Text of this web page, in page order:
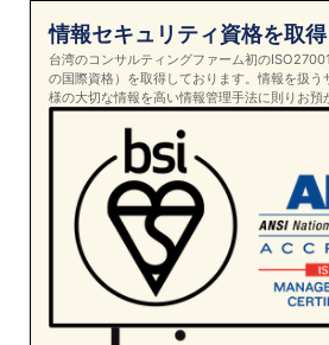
情報セキュリティ資格を取
台湾のコンサルティングファーム初の
の国際資格）を取得しております。情報を扱
様の大切な情報を高い情報管理手法に則りお預